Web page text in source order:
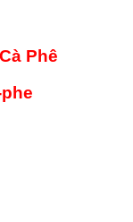
Phê